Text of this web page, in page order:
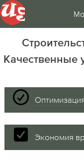
Качественные
Экономия